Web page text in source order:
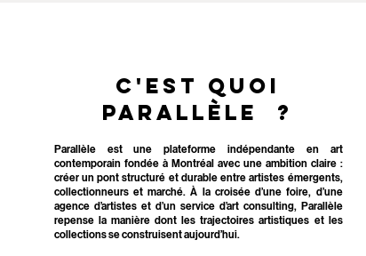
Parallèle est une plateforme indépendante en art
contemporain fondée à Montréal avec une ambition claire :
créer un pont structuré et durable entre artistes émergents,
collectionneurs et marché. À la croisée d’une foire, d’une
agence d’artistes et d’un service d’art consulting, Parallèle
repense la manière dont les trajectoires artistiques et les
collections se construisent aujourd’hui.
C'EST QUOI
PARALLÈLE ?